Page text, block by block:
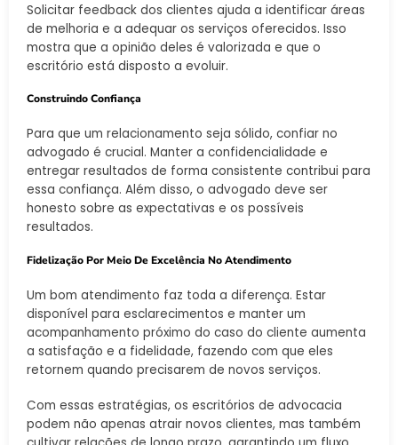
Solicitar feedback dos clientes ajuda a identificar áreas
de melhoria e a adequar os serviços oferecidos. Isso
mostra que a opinião deles é valorizada e que o
escritório está disposto a evoluir.
Construindo Confiança
Para que um relacionamento seja sólido, confiar no
advogado é crucial. Manter a confidencialidade e
entregar resultados de forma consistente contribui para
essa confiança. Além disso, o advogado deve ser
honesto sobre as expectativas e os possíveis
resultados.
Fidelização Por Meio De Excelência No Atendimento
Um bom atendimento faz toda a diferença. Estar
disponível para esclarecimentos e manter um
acompanhamento próximo do caso do cliente aumenta
a satisfação e a fidelidade, fazendo com que eles
retornem quando precisarem de novos serviços.
Com essas estratégias, os escritórios de advocacia
podem não apenas atrair novos clientes, mas também